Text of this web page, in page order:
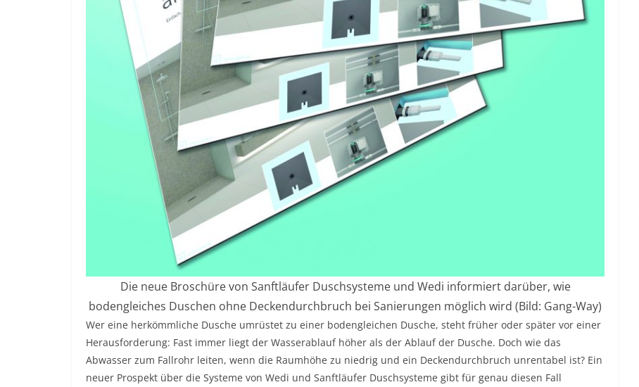
Die neue Broschüre von Sanftläufer Duschsysteme und Wedi informiert darüber, wie
bodengleiches Duschen ohne Deckendurchbruch bei Sanierungen möglich wird (Bild: Gang-Way)
Wer eine herkömmliche Dusche umrüstet zu einer bodengleichen Dusche, steht früher oder später vor einer
Herausforderung: Fast immer liegt der Wasserablauf höher als der Ablauf der Dusche. Doch wie das
Abwasser zum Fallrohr leiten, wenn die Raumhöhe zu niedrig und ein Deckendurchbruch unrentabel ist? Ein
neuer Prospekt über die Systeme von Wedi und Sanftläufer Duschsysteme gibt für genau diesen Fall